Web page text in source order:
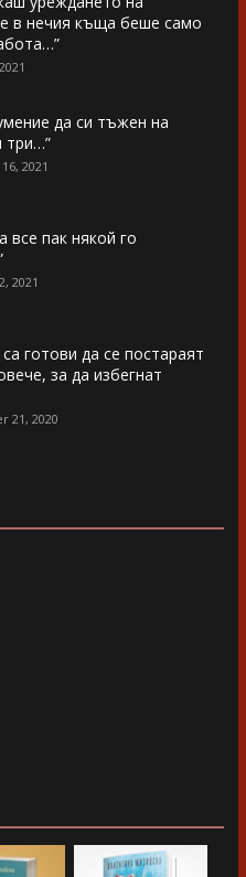
в нечия къща беше само
да си тъжен на
три…”
2021
все пак някой го
2021
готови да се постараят
за да избегнат
21, 2020